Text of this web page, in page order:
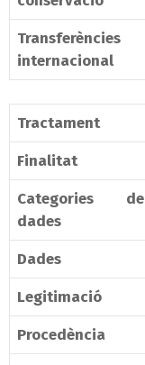
Transferències
internacional
Tractament
Finalitat
Categories de
dades
Dades
Legitimació
Procedència